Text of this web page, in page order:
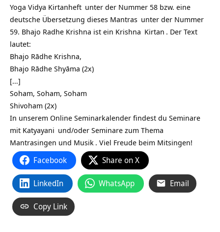
Yoga Vidya Kirtanheft unter der Nummer 58 bzw. eine
deutsche Übersetzung dieses Mantras unter der Nummer
59. Bhajo Radhe Krishna ist ein Krishna Kirtan . Der Text
lautet:
Bhajo Rādhe Krishna,
Bhajo Rādhe Shyāma (2x)
[…]
Soham, Soham, Soham
Shivoham (2x)
In unserem Online Seminarkalender findest du Seminare
mit Katyayani und/oder Seminare zum Thema
Mantrasingen und Musik . Viel Freude beim Mitsingen!
Facebook Share on X
LinkedIn WhatsApp Email
Copy Link